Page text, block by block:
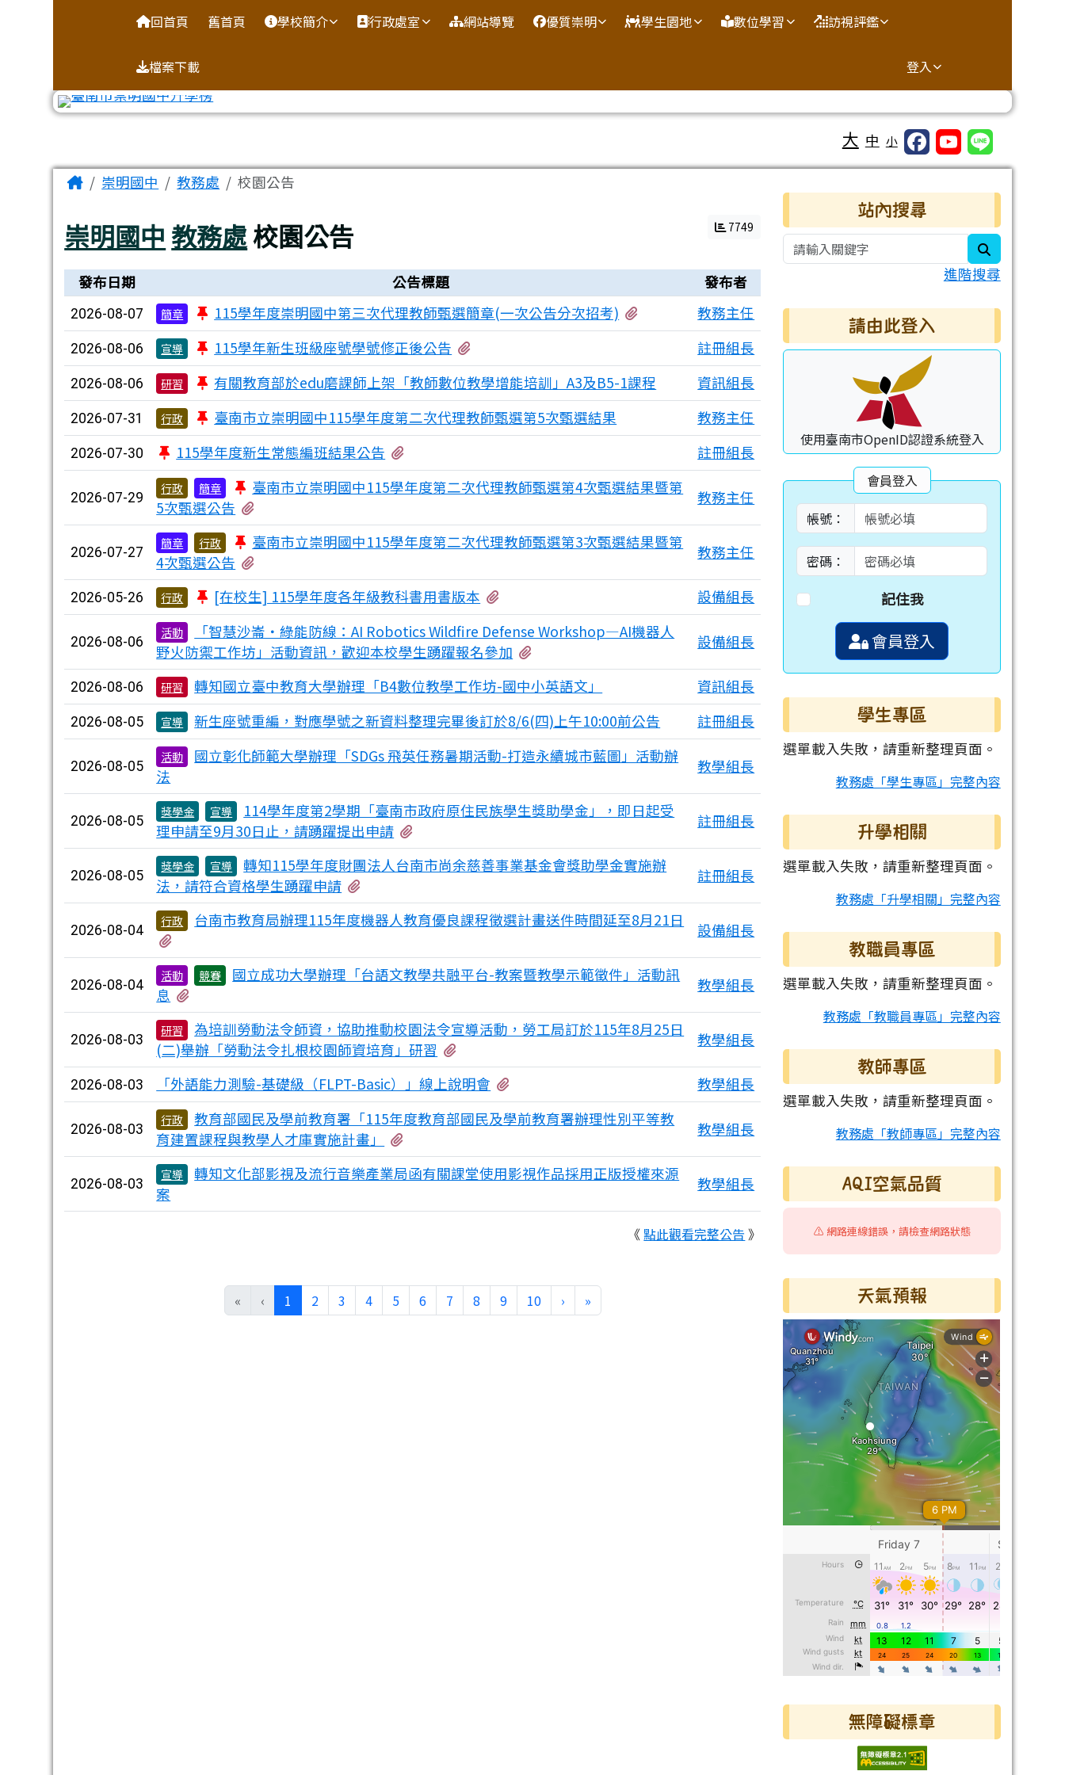
台南市崇明國中全球資訊網
回首頁 舊首頁 學校簡介 行政處室 網站導覽 優質崇明 學生園地 數位學習 訪視評鑑
檔案下載 登入
大 中 小
主內容區域
Home崇明國中 教務處 校園公告
崇明國中 教務處校園公告 7749
新聞列表
發布日期 公告標題 發布者
2026-08-07 簡章 115學年度崇明國中第三次代理教師甄選簡章(一次公告分次招考) 有1個附檔教務主任
2026-08-06 宣導 115學年新生班級座號學號修正後公告 註冊組長
2026-08-06 研習 有關教育部於edu磨課師上架「教師數位教學增能培訓」A3及B5-1課程 資訊組長
2026-07-31 行政 臺南市立崇明國中115學年度第二次代理教師甄選第5次甄選結果 教務主任
2026-07-30 115學年度新生常態編班結果公告 註冊組長
2026-07-29
行政 簡章
臺南市立崇明國中115學年度第二次代理教師甄選第4次甄選結果暨第
5次甄選公告
教務主任
2026-07-27
簡章 行政
臺南市立崇明國中115學年度第二次代理教師甄選第3次甄選結果暨第
4次甄選公告
教務主任
2026-05-26 行政 [在校生] 115學年度各年級教科書用書版本 設備組長
2026-08-06
活動
「智慧沙崙・綠能防線：AI Robotics Wildfire Defense Workshop—AI機器人
野火防禦工作坊」活動資訊，歡迎本校學生踴躍報名參加
設備組長
2026-08-06 研習 轉知國立臺中教育大學辦理「B4數位教學工作坊-國中小英語文」 資訊組長
2026-08-05 宣導 新生座號重編，對應學號之新資料整理完畢後訂於8/6(四)上午10:00前公告 註冊組長
2026-08-05
活動
國立彰化師範大學辦理「SDGs 飛英任務暑期活動-打造永續城市藍圖」活動辦
法
教學組長
2026-08-05
獎學金 宣導
114學年度第2學期「臺南市政府原住民族學生獎助學金」，即日起受
理申請至9月30日止，請踴躍提出申請
註冊組長
2026-08-05
獎學金 宣導
轉知115學年度財團法人台南市尚余慈善事業基金會獎助學金實施辦
法，請符合資格學生踴躍申請
註冊組長
2026-08-04
行政
台南市教育局辦理115年度機器人教育優良課程徵選計畫送件時間延至8月21日
設備組長
2026-08-04
活動 競賽
國立成功大學辦理「台語文教學共融平台-教案暨教學示範徵件」活動訊
息
教學組長
2026-08-03
研習
為培訓勞動法令師資，協助推動校園法令宣導活動，勞工局訂於115年8月25日
(二)舉辦「勞動法令扎根校園師資培育」研習
教學組長
2026-08-03 「外語能力測驗-基礎級（FLPT-Basic）」線上說明會 教學組長
2026-08-03
行政
教育部國民及學前教育署「115年度教育部國民及學前教育署辦理性別平等教
育建置課程與教學人才庫實施計畫」
教學組長
2026-08-03
宣導
轉知文化部影視及流行音樂產業局函有關課堂使用影視作品採用正版授權來源
案
教學組長
《點此觀看完整公告 》
« ‹ 1 (目前頁次)
2 3 4 5 6 7 8 9 10 ›下一頁
»最後頁
右邊區域內容
站內搜尋
進階搜尋
請由此登入
使用臺南市OpenID認證系統登入
會員登入
帳號：
密碼：
記住我
會員登入
學生專區
選單載入失敗，請重新整理頁面。
教務處「學生專區」完整內容
升學相關
選單載入失敗，請重新整理頁面。
教務處「升學相關」完整內容
教職員專區
選單載入失敗，請重新整理頁面。
教務處「教職員專區」完整內容
教師專區
選單載入失敗，請重新整理頁面。
教務處「教師專區」完整內容
AQI空氣品質
⚠️ 網路連線錯誤，請檢查網路狀態
天氣預報
無障礙標章
頁尾區域